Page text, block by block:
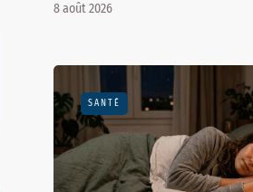
8 août 2026
SANTÉ